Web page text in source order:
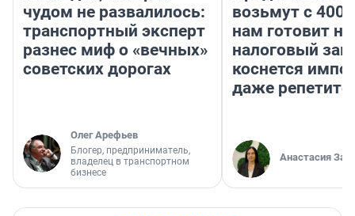
чудом не развалилось:
транспортный эксперт
разнес миф о «вечных»
советских дорогах
Олег Арефьев
Блогер, предприниматель,
владелец в транспортном
бизнесе
возьмут с
нам готовит
налоговый
коснется
даже
Анастасия